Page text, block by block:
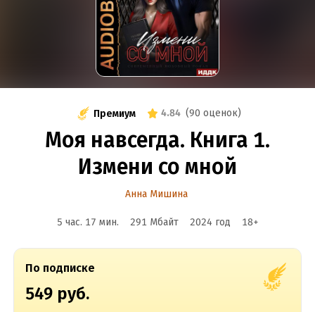
Премиум 4.84 (90 оценок)
Моя навсегда. Книга 1.
Измени со мной
Анна Мишина
5 час. 17 мин. 291 Мбайт 2024 год 18+
По подписке
549 руб.